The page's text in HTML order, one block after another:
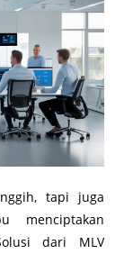
tapi juga
menciptakan
dari MLV